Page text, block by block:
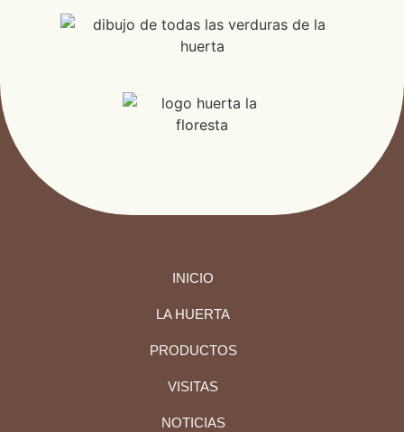
INICIO
LA HUERTA
PRODUCTOS
VISITAS
NOTICIAS